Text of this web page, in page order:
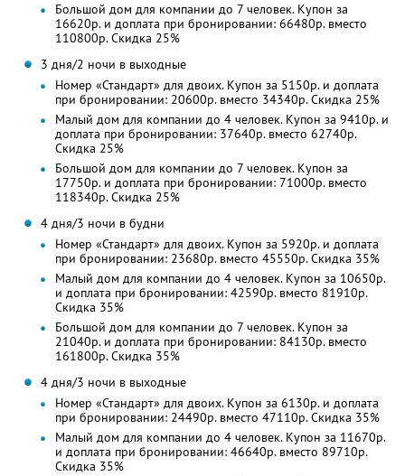
Большой дом для компании до 7 человек. Купон за
16620р. и доплата при бронировании: 66480р. вместо
110800р. Скидка 25%
3 дня/2 ночи в выходные
Номер «Стандарт» для двоих. Купон за 5150р. и доплата
при бронировании: 20600р. вместо 34340р. Скидка 25%
Малый дом для компании до 4 человек. Купон за 9410р. и
доплата при бронировании: 37640р. вместо 62740р.
Скидка 25%
Большой дом для компании до 7 человек. Купон за
17750р. и доплата при бронировании: 71000р. вместо
118340р. Скидка 25%
4 дня/3 ночи в будни
Номер «Стандарт» для двоих. Купон за 5920р. и доплата
при бронировании: 23680р. вместо 45550р. Скидка 35%
Малый дом для компании до 4 человек. Купон за 10650р.
и доплата при бронировании: 42590р. вместо 81910р.
Скидка 35%
Большой дом для компании до 7 человек. Купон за
21040р. и доплата при бронировании: 84130р. вместо
161800р. Скидка 35%
4 дня/3 ночи в выходные
Номер «Стандарт» для двоих. Купон за 6130р. и доплата
при бронировании: 24490р. вместо 47110р. Скидка 35%
Малый дом для компании до 4 человек. Купон за 11670р.
и доплата при бронировании: 46640р. вместо 89710р.
Скидка 35%